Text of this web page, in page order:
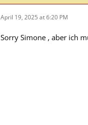
April 19, 2025 at 6:20 PM
Sorry Simone , aber ich